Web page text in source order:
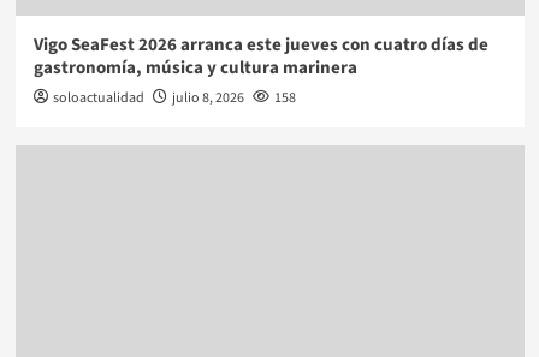
Vigo SeaFest 2026 arranca este jueves con cuatro días de
gastronomía, música y cultura marinera
soloactualidad julio 8, 2026 158